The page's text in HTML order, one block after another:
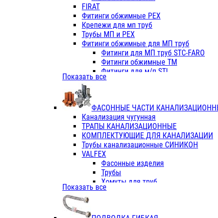
Фитинги ПП белые
Фитинги ПП белые
Фитинги ППс металл.белые
VALFEX
Трубы PE-RT
Трубы ПП водопровод белые
Трубы ПП водопровод серые
Трубы армированные
Трубы армированные
Фитинги с металл. серые
Фитинги ПП (серые)
Фитинги ПП белые
Краны
Фитинги ПП (белые)
Фитинги ПП с металлом белые
ПК КОНТУР
Краны полипропиленовые
Трубы полипропиленивые
FIRAT
Фитинги обжимные PEX
Крепежи для мп труб
Трубы МП и PEX
Фитинги обжимные для МП труб
Фитинги для МП труб STC-FARO
Фитинги обжимные ТМ
Фитинги для м/п STI
Фитинги для МП труб TITAN
TK
VALFEX
Показать все
ФАСОННЫЕ ЧАСТИ
Канализация чугунная
ТРАПЫ КАНАЛИЗАЦИОННЫЕ
КОМПЛЕКТУЮЩИЕ ДЛЯ КАНАЛИЗАЦИИ
Трубы канализационные СИНИКОН
VALFEX
Фасонные изделия
Трубы
Хомуты для труб
ПВХ (стройполимер)
Показать все